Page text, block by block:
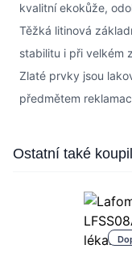
kvalitní ekokůže,
Těžká litinová
stabilitu i při velkém
Zlaté prvky jsou
předmětem
Press to skip
Ostatní také